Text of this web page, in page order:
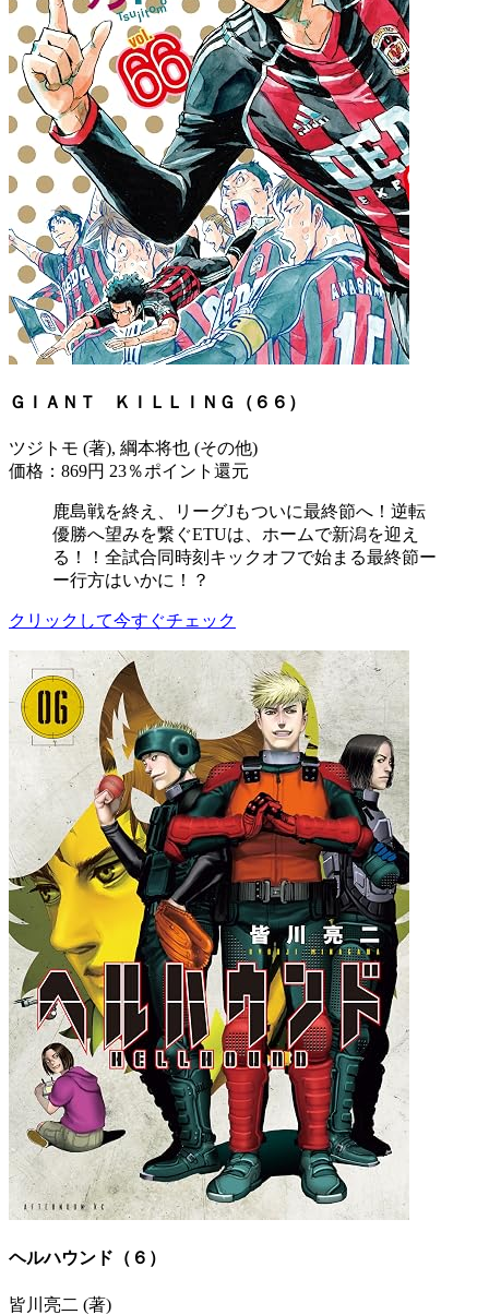
ＧＩＡＮＴ ＫＩＬＬＩＮＧ（６６）
ツジトモ (著), 綱本将也 (その他)
価格：869円 23％ポイント還元
鹿島戦を終え、リーグJもついに最終節へ！逆転
優勝へ望みを繋ぐETUは、ホームで新潟を迎え
る！！全試合同時刻キックオフで始まる最終節ー
ー行方はいかに！？
クリックして今すぐチェック
ヘルハウンド（６）
皆川亮二 (著)